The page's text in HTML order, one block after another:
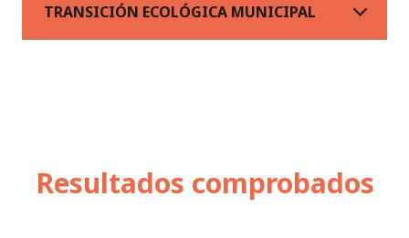
TRANSICIÓN ECOLÓGICA MUNICIPAL
Resultados comprobados